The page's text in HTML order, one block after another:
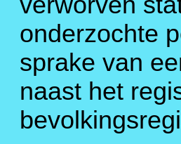
onderzochte
sprake van
naast het